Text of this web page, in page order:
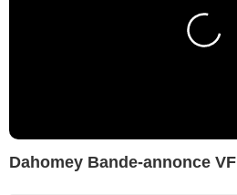
Dahomey Bande-annonce VF